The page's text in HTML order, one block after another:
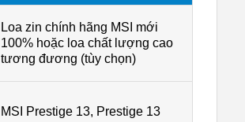
Loa zin chính hãng MSI mới
100% hoặc loa chất lượng cao
tương đương (tùy chọn)
MSI Prestige 13, Prestige 13